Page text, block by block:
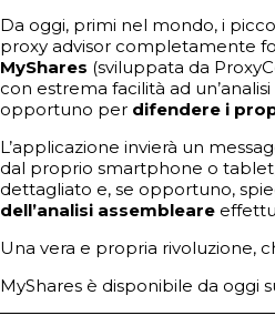
Da oggi, primi nel mondo, i
proxy advisor completamente
MyShares (sviluppata da
con estrema facilità ad un’analisi
opportuno per difendere i
L’applicazione invierà un
dal proprio smartphone o
dettagliato e, se opportuno,
dell’analisi assembleare
Una vera e propria rivoluzione,
MyShares è disponibile da oggi